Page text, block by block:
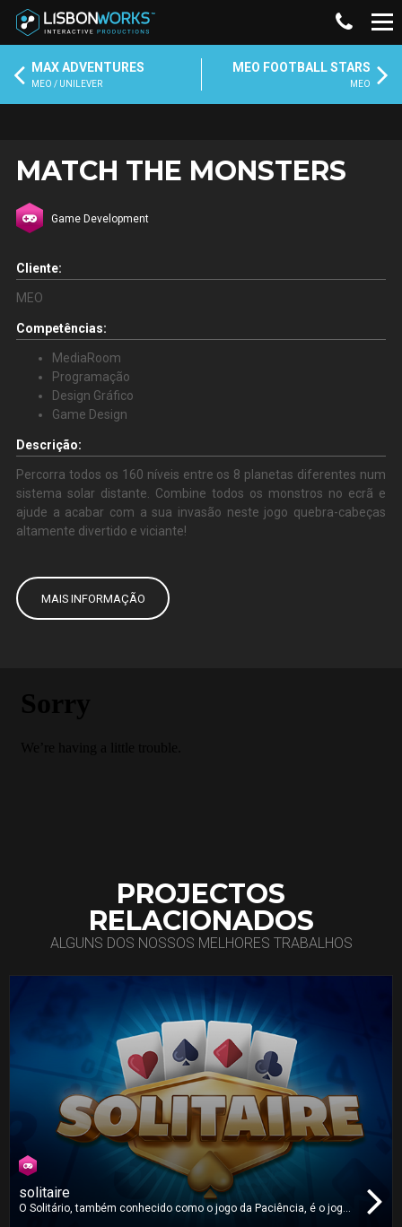
MAX ADVENTURES
MEO / UNILEVER
MEO FOOTBALL STARS
MEO
MATCH THE MONSTERS
Game Development
Cliente:
MEO
Competências:
MediaRoom
Programação
Design Gráfico
Game Design
Descrição:
Percorra todos os 160 níveis entre os 8 planetas diferentes num
sistema solar distante. Combine todos os monstros no ecrã e
ajude a acabar com a sua invasão neste jogo quebra-cabeças
altamente divertido e viciante!
MAIS INFORMAÇÃO
PROJECTOS
RELACIONADOS
ALGUNS DOS NOSSOS MELHORES TRABALHOS
solitaire
O Solitário, também conhecido como o jogo da Paciência, é o jogo